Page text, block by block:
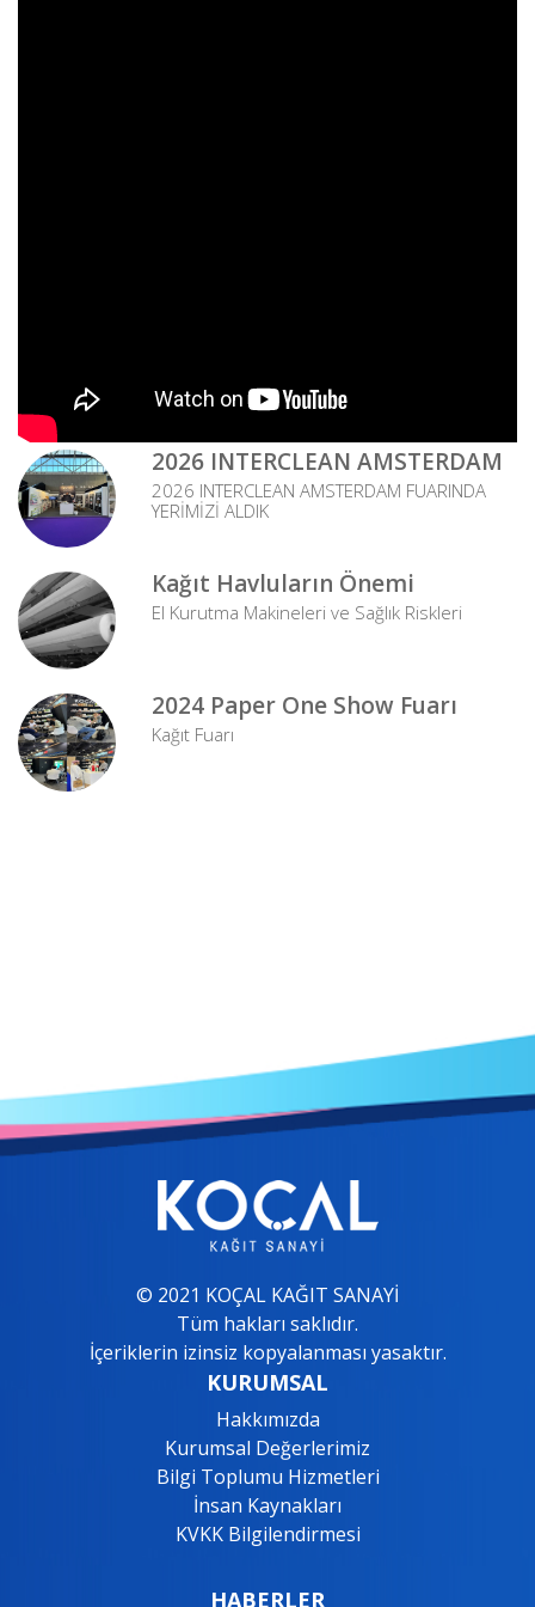
2026 INTERCLEAN AMSTERDAM
2026 INTERCLEAN AMSTERDAM FUARINDA
YERİMİZİ ALDIK
Kağıt Havluların Önemi
El Kurutma Makineleri ve Sağlık Riskleri
2024 Paper One Show Fuarı
Kağıt Fuarı
© 2021 KOÇAL KAĞIT SANAYİ
Tüm hakları saklıdır.
İçeriklerin izinsiz kopyalanması yasaktır.
KURUMSAL
Hakkımızda
Kurumsal Değerlerimiz
Bilgi Toplumu Hizmetleri
İnsan Kaynakları
KVKK Bilgilendirmesi
HABERLER